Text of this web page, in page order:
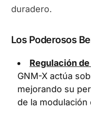
duradero.
Los Poderosos
Regulación
GNM-X actúa
mejorando su
de la modulación